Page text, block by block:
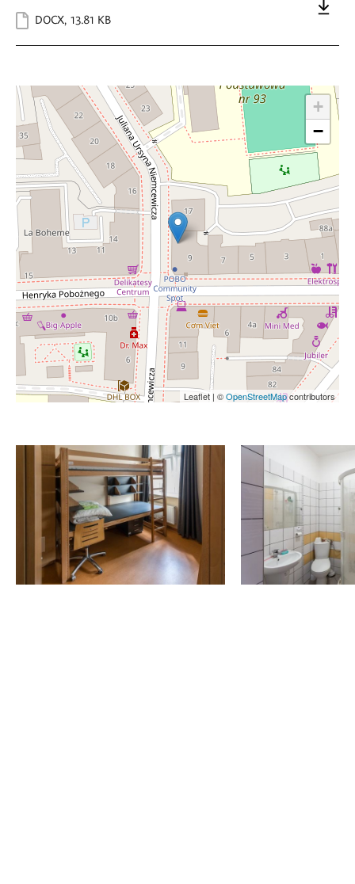
DOCX, 13.81 KB
+
−
Leaflet | ©OpenStreetMapcontributors